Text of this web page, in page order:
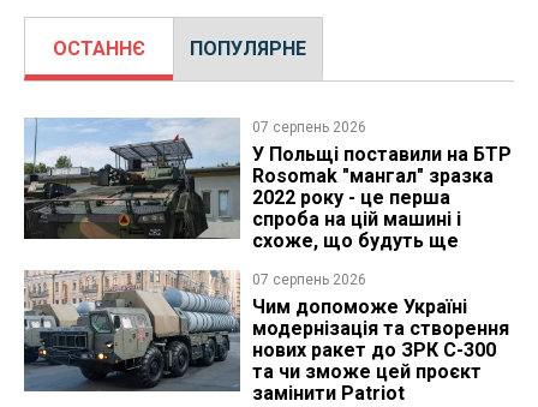
ОСТАННЄ ПОПУЛЯРНЕ
07 серпень 2026
У Польщі поставили на БТР
Rosomak "мангал" зразка
2022 року - це перша
спроба на цій машині і
схоже, що будуть ще
07 серпень 2026
Чим допоможе Україні
модернізація та створення
нових ракет до ЗРК С-300
та чи зможе цей проєкт
замінити Patriot